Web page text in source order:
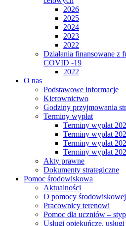
2026
2025
2024
2023
2022
Działania finansowane z
COVID -19
2022
O nas
Podstawowe informacje
Kierownictwo
Godziny przyjmowania
Terminy wypłat
Terminy wypłat
Terminy wypłat
Terminy wypłat
Terminy wypłat
Akty prawne
Dokumenty strategiczne
Pomoc środowiskowa
Aktualności
O pomocy środowiskowej
Pracownicy terenowi
Pomoc dla uczniów –
Usługi opiekuńcze,